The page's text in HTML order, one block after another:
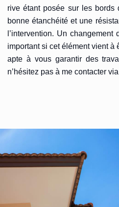
rive étant posée sur les bords
bonne étanchéité et une
l’intervention. Un
important si cet élément vient à
apte à vous garantir des
n’hésitez pas à me contacter